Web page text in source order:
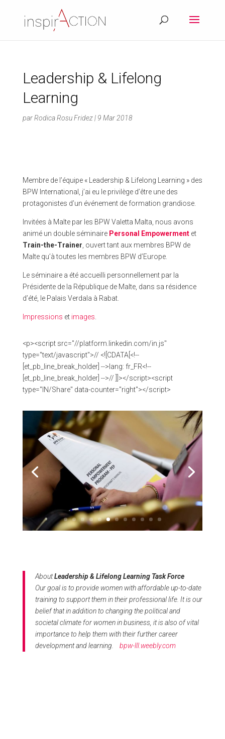
Leadership & Lifelong
Learning
parRodica Rosu Fridez| 9 Mar 2018
Membre de l’équipe « Leadership & Lifelong Learning » des
BPW International, j’ai eu le privilège d’être une des
protagonistes d’un événement de formation grandiose.
Invitées à Malte par les BPW Valetta Malta, nous avons
animé un double séminaire Personal Empowermentet
Train-the-Trainer , ouvert tant aux membres BPW de
Malte qu’à toutes les membres BPW d’Europe.
Le séminaire a été accueilli personnellement par la
Présidente de la République de Malte, dans sa résidence
d’été, le Palais Verdala à Rabat.
Impressions et images
<p><script src="//platform.linkedin.com/in.js"
type="text/javascript">// <![CDATA[<!--
[et_pb_line_break_holder] -->lang: fr_FR<!--
[et_pb_line_break_holder] -->// ]]></script><script
type="IN/Share" data-counter="right"></script>
AboutLeadership & Lifelong Learning Task Force
Our goal is to provide women with affordable up-to-date
training to support them in their professional life. It is our
belief that in addition to changing the political and
societal climate for women in business, it is also of vital
importance to help them with their further career
development and learning. bpw-lll.weebly.com